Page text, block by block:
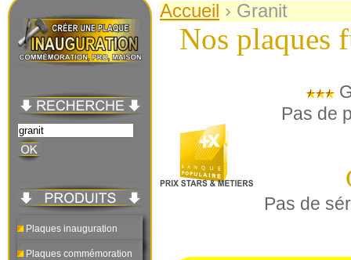
Plaques inauguration
Plaques commémoration
Accueil › Granit
Nos plaques
Pas de
Pas de